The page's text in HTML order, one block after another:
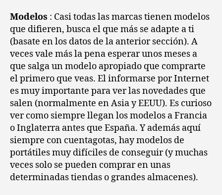
Modelos : Casi todas las marcas tienen modelos
que difieren, busca el que más se adapte a ti
(basate en los datos de la anterior sección). A
veces vale más la pena esperar unos meses a
que salga un modelo apropiado que comprarte
el primero que veas. El informarse por Internet
es muy importante para ver las novedades que
salen (normalmente en Asia y EEUU). Es curioso
ver como siempre llegan los modelos a Francia
o Inglaterra antes que España. Y además aquí
siempre con cuentagotas, hay modelos de
portátiles muy difíciles de conseguir (y muchas
veces solo se pueden comprar en unas
determinadas tiendas o grandes almacenes).